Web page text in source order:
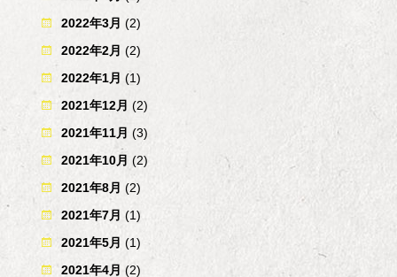
2022年3月 (2)
2022年2月 (2)
2022年1月 (1)
2021年12月 (2)
2021年11月 (3)
2021年10月 (2)
2021年8月 (2)
2021年7月 (1)
2021年5月 (1)
2021年4月 (2)